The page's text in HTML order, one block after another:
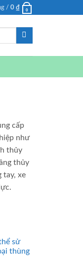
/ 0 ₫ 0
cấp
như
thủy
thủy
tay, xe
sử
thùng